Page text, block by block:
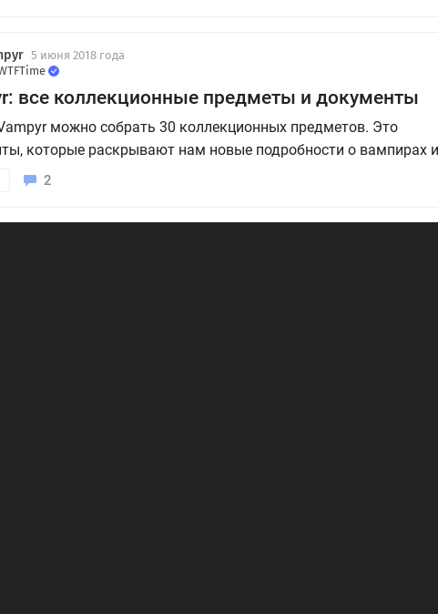
5 июня 2018 года
все коллекционные предметы и документы
можно собрать 30 коллекционных предметов. Это
которые раскрывают нам новые подробности о вампирах
их все, вы разблокируете достижение Хранитель
2